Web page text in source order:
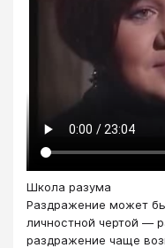
Школа разума
Раздражение может
личностной чертой —
раздражение чаще